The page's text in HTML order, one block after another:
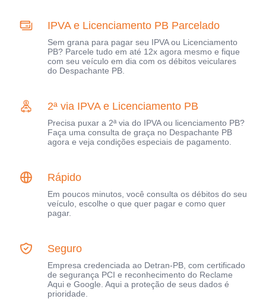
IPVA e Licenciamento PB Parcelado
Sem grana para pagar seu IPVA ou Licenciamento
PB? Parcele tudo em até 12x agora mesmo e fique
com seu veículo em dia com os débitos veiculares
do Despachante PB.
2ª via IPVA e Licenciamento PB
Precisa puxar a 2ª via do IPVA ou licenciamento PB?
Faça uma consulta de graça no Despachante PB
agora e veja condições especiais de pagamento.
Rápido
Em poucos minutos, você consulta os débitos do seu
veículo, escolhe o que quer pagar e como quer
pagar.
Seguro
Empresa credenciada ao Detran-PB, com certificado
de segurança PCI e reconhecimento do Reclame
Aqui e Google. Aqui a proteção de seus dados é
prioridade.